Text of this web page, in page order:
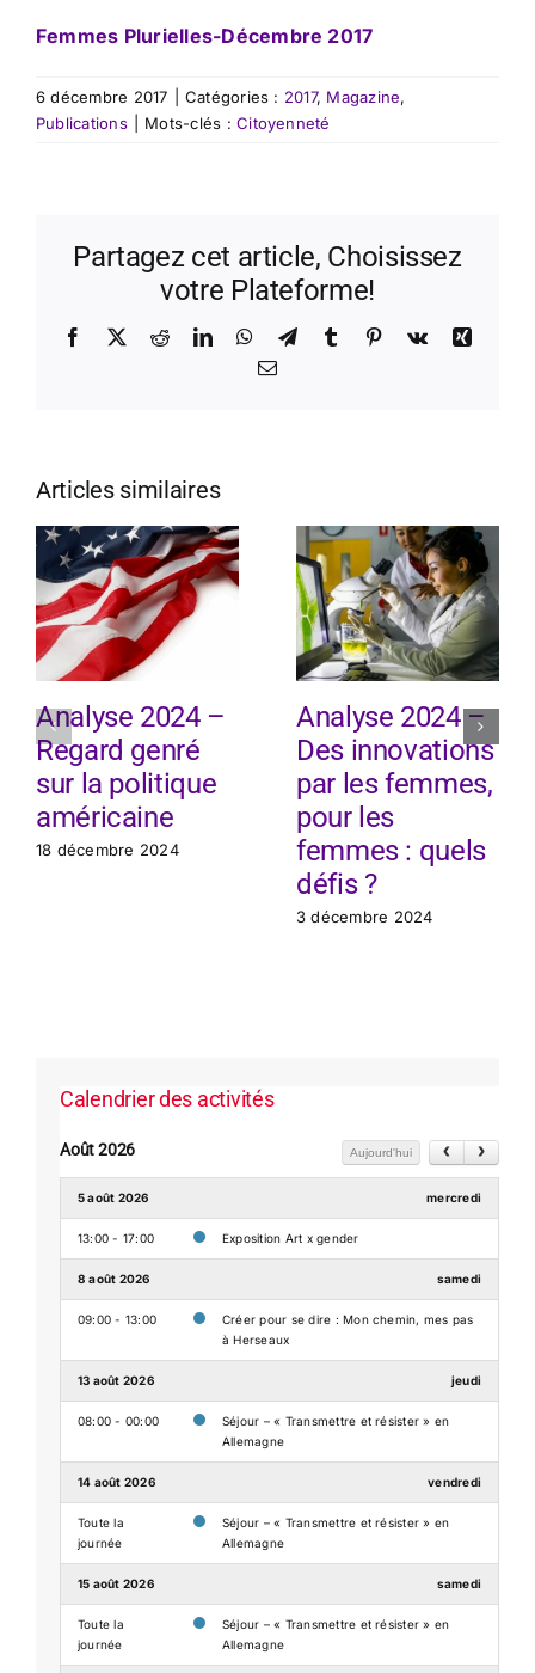
Femmes Plurielles-Décembre 2017
6 décembre 2017 Catégories : 2017, Magazine,
Publications
Mots-clés :Citoyenneté
Partagez cet article, Choisissez
votre Plateforme!
Facebook
X RedditLinkedInWhatsApp
TelegramTumblr Pinterest
Vk
Xing
Email
Articles similaires
Analyse 2024 –
Regard genré
sur la politique
américaine
18 décembre 2024
Analyse 2024 –
Des innovations
par les femmes,
pour les
femmes : quels
défis ?
3 décembre 2024
Calendrier des activités
Août 2026 Aujourd'hui
5 août 2026 mercredi
13:00 - 17:00 Exposition Art x gender
8 août 2026 samedi
09:00 - 13:00
Créer pour se dire : Mon chemin, mes pas
à Herseaux
13 août 2026 jeudi
08:00 - 00:00
Séjour – « Transmettre et résister » en
Allemagne
14 août 2026 vendredi
Toute la
journée
Séjour – « Transmettre et résister » en
Allemagne
15 août 2026 samedi
Toute la
journée
Séjour – « Transmettre et résister » en
Allemagne